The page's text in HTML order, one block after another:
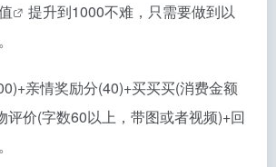
提升到1000不难，只需要做到以
亲情奖励分(40)+买买买(消费金额
评价(字数60以上，带图或者视频)+回